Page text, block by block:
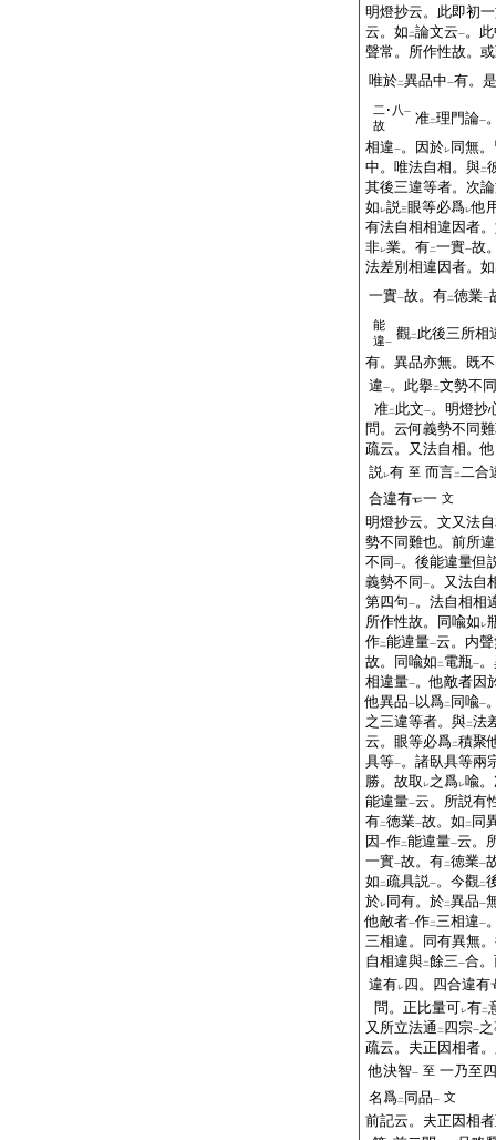
明燈抄云。此即初
云。如 二論文云一。
聲常。所作性故。
唯於二異品中一有。
二･八 一
故 准二理門論一
相違一。因於レ 同無
中。唯法自相。與二
其後三違等者。次
如 レ説三眼等必爲レ他
有法自相相違因者
非レ業。有二一實一故
法差別相違因者。如
一實一故。有二徳業一
能
違一
觀二 此後三所相
有。異品亦無。既不
違一。此擧二文勢不
准二 此文一。明燈抄
問。云何義勢不同
疏云。又法自相。
説レ有 至 而言二二合
合違有
一 文
明燈抄云。文又法
勢不同難也。前所
不同 一。後能違量但
義勢不同 一。又法自
第四句一。法自相相
所作性故。同喩如 レ
作二能違量一云。内
故。同喩如 二 電瓶一
相違量一。他敵者因
他異品一 以爲二 同喩一
之三違等者。與二法
云。眼等必爲二積聚
具等一。諸臥具等兩
勝。故取 レ之爲レ喩
能違量一云。所説有
有二徳業一故。如 二 同
因 一作二能違量一云。
一實一故。有二徳業一
如 二疏具説一。今觀二
於レ 同有。於二異品一
他敵者一作二三相違一
三相違。同有異無
自相違與二餘三一合
違有レ四。四合違有
問。正比量可レ有二
又所立法通 二 四宗一
疏云。夫正因相者
他決智一 至 一乃至
名爲二 同品一 文
前記云。夫正因相